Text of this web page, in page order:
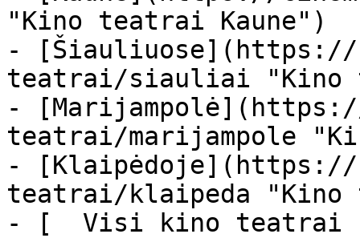
"Kino teatrai Kaune")
- [Šiauliuose](https://
teatrai/siauliai "Kino
-
teatrai/marijampole
- [Klaipėdoje](https://
teatrai/klaipeda
- [  Visi kino